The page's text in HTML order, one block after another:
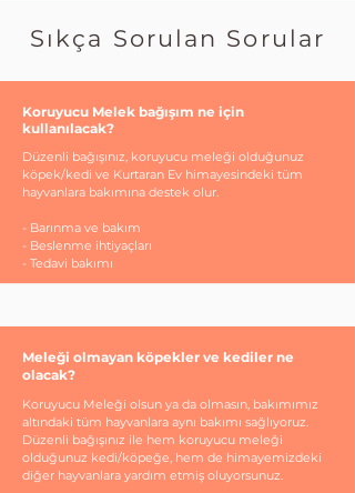
Sıkça Sorulan Sorular
Koruyucu Melek bağışım ne için
kullanılacak?
Düzenli bağışınız, koruyucu meleği olduğunuz
köpek/kedi ve Kurtaran Ev himayesindeki tüm
hayvanlara bakımına destek olur.
- Barınma ve bakım
- Beslenme ihtiyaçları
- Tedavi bakımı
Meleği olmayan köpekler ve kediler ne
olacak?
Koruyucu Meleği olsun ya da olmasın, bakımımız
altındaki tüm hayvanlara aynı bakımı sağlıyoruz.
Düzenli bağışınız ile hem koruyucu meleği
olduğunuz kedi/köpeğe, hem de himayemizdeki
diğer hayvanlara yardım etmiş oluyorsunuz.